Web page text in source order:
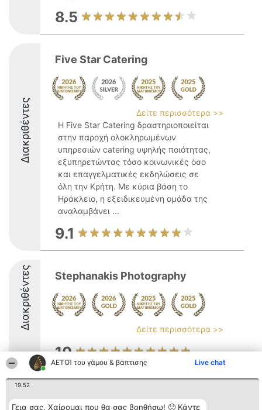
ΑΕΤΟΊ του γάμου & βάπτισης Live chat
19:52
Γεια σας. Χαίρομαι που θα σας βοηθήσω! 🙂 Κάντε
8.5
Διακριθέντες
Five Star Catering
Δείτε περισσότερα >>
Η Five Star Catering δραστηριοποιείται
στην παροχή ολοκληρωμένων
υπηρεσιών catering υψηλής ποιότητας,
εξυπηρετώντας τόσο κοινωνικές όσο
και επαγγελματικές εκδηλώσεις σε
όλη την Κρήτη. Με κύρια βάση το
Ηράκλειο, η εξειδικευμένη ομάδα της
αναλαμβάνει ...
9.1
Διακριθέντες Stephanakis Photography
Δείτε περισσότερα >>
10
κατάταξης
Διακριθέντες
Επικοινωνία